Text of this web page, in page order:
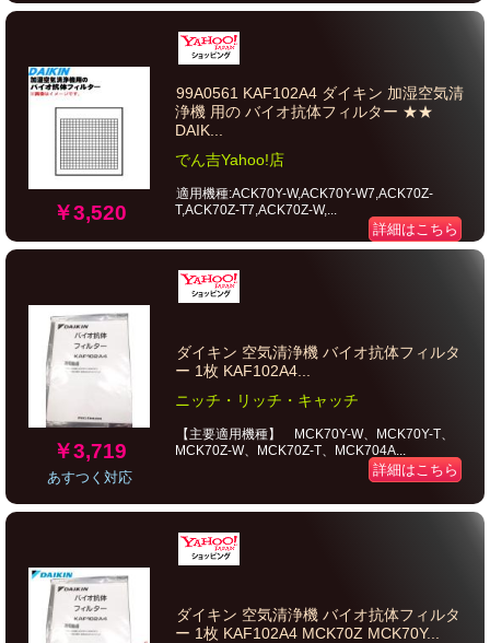
￥3,520
99A0561 KAF102A4 ダイキン 加湿空気清
浄機 用の バイオ抗体フィルター ★★
DAIK...
でん吉Yahoo!店
適用機種:ACK70Y-W,ACK70Y-W7,ACK70Z-
T,ACK70Z-T7,ACK70Z-W,...
詳細はこちら
￥3,719
あすつく対応
ダイキン 空気清浄機 バイオ抗体フィルタ
ー 1枚 KAF102A4...
ニッチ・リッチ・キャッチ
【主要適用機種】 MCK70Y-W、MCK70Y-T、
MCK70Z-W、MCK70Z-T、MCK704A...
詳細はこちら
ダイキン 空気清浄機 バイオ抗体フィルタ
ー 1枚 KAF102A4 MCK70Z MCK70Y...